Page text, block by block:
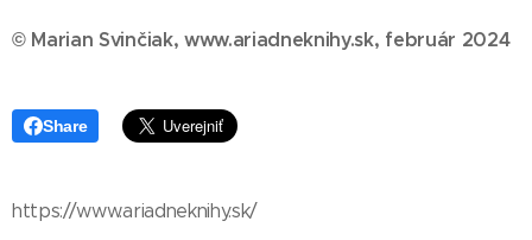
© Marian Svinčiak, www.ariadneknihy.sk, február 2024
Share
https://www.ariadneknihy.sk/